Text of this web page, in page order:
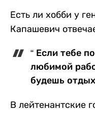
Есть ли хобби у
Капашевич
“ Если тебе
любимой
будешь
В лейтенантские